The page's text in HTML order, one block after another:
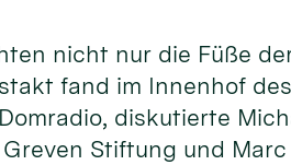
nicht nur die Füße
fand im Innenhof
diskutierte
Stiftung und